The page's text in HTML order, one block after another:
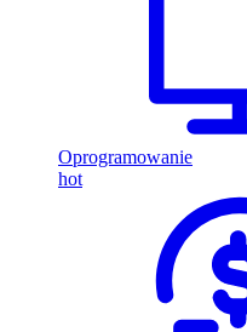
Oprogramowanie
hot